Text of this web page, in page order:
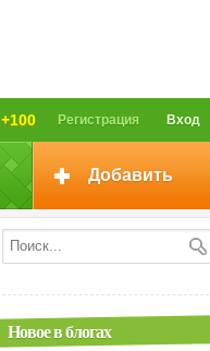
Вход
Регистрация
+100
Добавить
Новое в блогах